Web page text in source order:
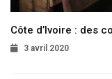
Côte d’Ivoire : des
3 avril 2020